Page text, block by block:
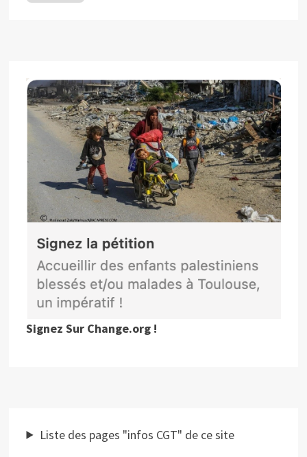
Signez Sur Change.org !
Liste des pages "infos CGT" de ce site